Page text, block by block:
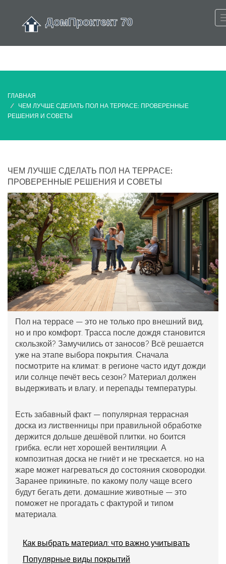
ГЛАВНАЯ
ЧЕМ ЛУЧШЕ СДЕЛАТЬ ПОЛ НА ТЕРРАСЕ: ПРОВЕРЕННЫЕ
РЕШЕНИЯ И СОВЕТЫ
ЧЕМ ЛУЧШЕ СДЕЛАТЬ ПОЛ НА ТЕРРАСЕ:
ПРОВЕРЕННЫЕ РЕШЕНИЯ И СОВЕТЫ
Пол на террасе — это не только про внешний вид,
но и про комфорт. Трасса после дождя становится
скользкой? Замучились от заносов? Всё решается
уже на этапе выбора покрытия. Сначала
посмотрите на климат: в регионе часто идут дожди
или солнце печёт весь сезон? Материал должен
выдерживать и влагу, и перепады температуры.
Есть забавный факт — популярная террасная
доска из лиственницы при правильной обработке
держится дольше дешёвой плитки, но боится
грибка, если нет хорошей вентиляции. А
композитная доска не гниёт и не трескается, но на
жаре может нагреваться до состояния сковородки.
Заранее прикиньте, по какому полу чаще всего
будут бегать дети, домашние животные — это
поможет не прогадать с фактурой и типом
материала.
Как выбрать материал: что важно учитывать
Популярные виды покрытий